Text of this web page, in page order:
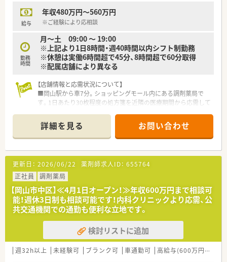
けでなく従業員の働きがいも非常に重視されている法人様で
す。
いても着実に店舗数を拡大させている将来性豊かな企業と言え
ます。
【求人情報について】
ご自身のこれまでのキャリアを正当に評価してくださいます。
■住宅手当や買い物割引制度といった大手ならではの福利厚生
が非常に充実しており、生活面でのサポート体制も万全な求人で
す。
■昇給は年1回あり賞与も年2回支給されるなど、安定した雇用
条件を望まれる薬剤師の方にとって非常に魅力的な内容となり
ます。
給与
年収480万円～560万円
※ご経験により応相談
勤務
時間
月～土 09:00 ～ 19:00
※上記より1日8時間・週40時間以内シフト制勤務
※休憩は実働6時間超で45分、8時間超で60分取得
※配属店舗により異なる
【店舗情報と応需状況について】
■岡山駅から車7分。ショッピングモール内にある調剤薬局で
す。1日あたり30枚程度の処方箋を近隣の医療期間から応需して
■薬剤師は3名、登録販売者も在籍しています。落ち着いた処方
箋枚数で、一人ひとりの患者様に対してゆとりを持って丁寧な服
薬指導を行える環境です。
■広域科目を扱うほか、店内にはOTC分も豊富に取り揃えてお
り、薬剤師としてマルチなスキルを身に付けることができます。
【法人特徴について】
■全国に展開する大手ドラッグストアグループの一員として、お
客様の健康と美容を支えるかかりつけ薬局を目指しています。
■2021年の経営統合を経て業界最大級の規模を誇り、安定した
経営基盤と将来性に優れた成長を続けている大手企業です。
■あなたにとってのいちばんへという理念を掲げ、お客様だけで
なく従業員にとっても働きがいのある職場環境を追求していま
す。
詳細を見る お問い合わせ
更新日： 2026/06/22 薬剤師求人ID： 655764
正社員
調剤薬局
【岡山市中区】≪4月1日オープン！≫年収600万円まで相談可
能！週休3日制も相談可能です！内科クリニックより応需、公
共交通機関での通勤も便利な立地です。
検討リストに追加
週32h以上 未経験可 ブランク可 車通勤可 高給与(600万円以上)